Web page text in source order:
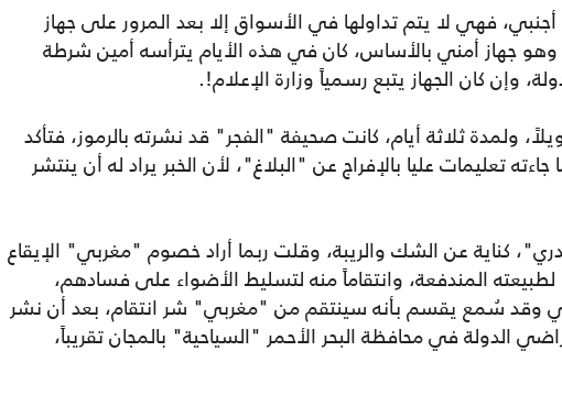
فهي لا يتم تداولها في الأسواق إلا بعد المرور على جهاز
وهو جهاز أمني بالأساس، كان في هذه الأيام يترأسه أمين شرطة
وإن كان الجهاز يتبع رسمياً وزارة الإعلام!.
ولمدة ثلاثة أيام، كانت صحيفة "الفجر" قد نشرته بالرموز، فتأكد
تعليمات عليا بالإفراج عن "البلاغ"، لأن الخبر يراد له أن ينتشر
كناية عن الشك والريبة، وقلت ربما أراد خصوم "مغربي" الإيقاع
المندفعة، وانتقاماً منه لتسليط الأضواء على فسادهم،
وقد سُمع يقسم بأنه سينتقم من "مغربي" شر انتقام، بعد أن نشر
الدولة في محافظة البحر الأحمر "السياحية" بالمجان تقريباً،